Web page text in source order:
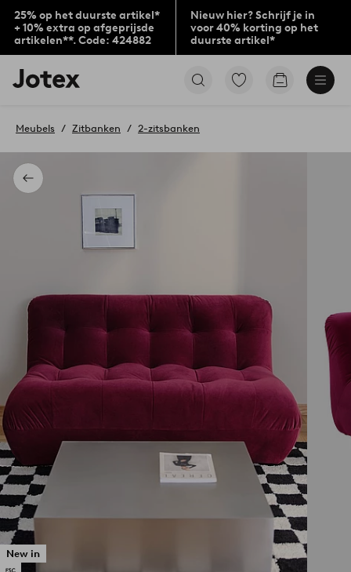
25% op het duurste artikel*
+ 10% extra op afgeprijsde
artikelen**. Code: 424882
Nieuw hier? Schrijf je in
voor 40% korting op het
duurste artikel*
Jotex
logo
to
home
page
Ga
Go
Terug
Meubels Zitbanken 2-zitsbanken
New in